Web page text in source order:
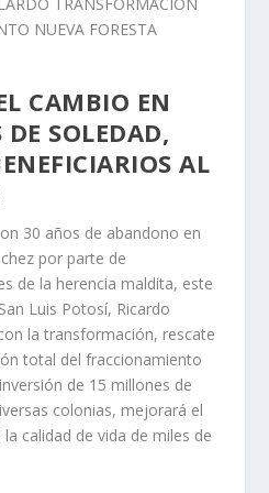
CAMBIO EN
SOLEDAD,
AL
30 años de abandono en
por parte de
de la herencia maldita, este
Luis Potosí, Ricardo
la transformación, rescate
total del fraccionamiento
de 15 millones de
colonias, mejorará el
calidad de vida de miles de